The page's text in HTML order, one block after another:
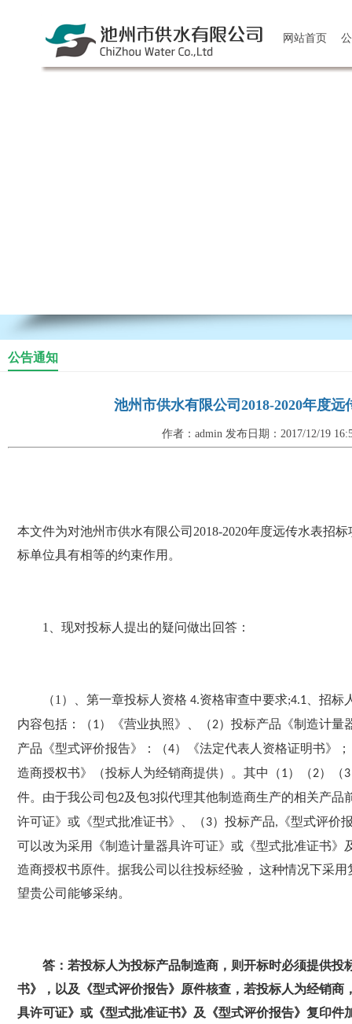
网站首页
公告通知
池州市供水有限公司2018-2020年度
作者：admin 发布日期：2017/12/19
本文件为对池州市供水有限公司 2018-2020年度远传水表招
标单位具有相等的约束作用。
1 、现对投标人提出的疑问做出回答：
（1 ）、第一章投标人资格 4.资格审查中要求;4.1 、招
内容包括：（1）《营业执照》、（2）投标产品《制造计量
产品《型式评价报告》：（4）《法定代表人资格证明书》
造商授权书》（投标人为经销商提供）。其中（1）（2）（3
件。由于我公司包2及包3拟代理其他制造商生产的相关产品
许可证》或《型式批准证书》、（3）投标产品, 《型式评价
可以改为采用《制造计量器具许可证》或《型式批准证书
造商授权书原件。据我公司以往投标经验， 这种情况下采
望贵公司能够采纳。
答：若投标人为投标产品制造商，则开标时必须提供
书》，以及《型式评价报告》原件核查，若投标人为经销商
具许可证》或《型式批准证书》及《型式评价报告》复印